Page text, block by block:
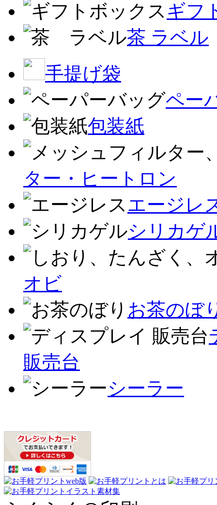
ギフ
茶 ラベル
手提げ袋
ペー
包装紙
ター・ヒートロン
エージレ
シリカゲ
オビ
お茶のぼ
販売台
シーラー